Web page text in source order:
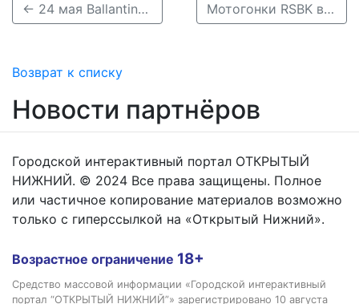
← 24​ мая Ballantine’s TRUE MUSIC​ в клубе Milo Мотогонки RSBK ворвутся на NRing со скоростью 300 км/ч →
Возврат к списку
Новости партнёров
Городской интерактивный портал ОТКРЫТЫЙ
НИЖНИЙ. © 2024 Все права защищены. Полное
или частичное копирование материалов возможно
только с гиперссылкой на «Открытый Нижний».
Возрастное ограничение 18+
Средство массовой информации «Городской интерактивный
портал “ОТКРЫТЫЙ НИЖНИЙ”» зарегистрировано 10 августа